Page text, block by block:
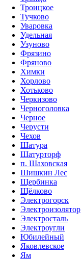
Троицкое
Тучково
Уваровка
Удельная
Узуново
Фрязино
Фряново
Химки
Хорлово
Хотьково
Черкизово
Черноголовка
Черное
Черусти
Чехов
Шатура
Шатурторф
п. Шаховская
Шишкин Лес
Щербинка
Щёлково
Электрогорск
Электроизолятор
Электросталь
Электроугли
Юбилейный
Яковлевское
Ям